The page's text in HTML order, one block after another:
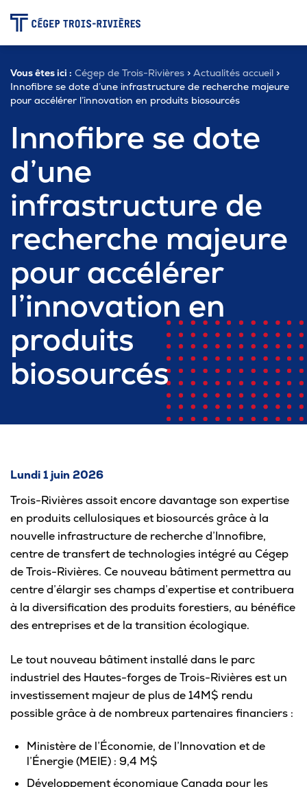
Programmes
Admission
Zone étudiante
Formation continue
Carrière
Pour les entreprises
Services à la population
Stages et emplois pour étudiants
Communications
Liens utiles
Omnivox
Guichet des requêtes
Portail CégepTR
Intranet du personnel
Bottin du personnel
Vous êtes ici : Cégep de Trois-Rivières > Actualités accueil >
Innofibre se dote d’une infrastructure de recherche majeure
pour accélérer l’innovation en produits biosourcés
Innofibre se dote
d’une
infrastructure de
recherche majeure
pour accélérer
l’innovation en
produits
biosourcés
Lundi 1 juin 2026
Trois-Rivières assoit encore davantage son expertise
en produits cellulosiques et biosourcés grâce à la
nouvelle infrastructure de recherche d’Innofibre,
centre de transfert de technologies intégré au Cégep
de Trois-Rivières. Ce nouveau bâtiment permettra au
centre d’élargir ses champs d’expertise et contribuera
à la diversification des produits forestiers, au bénéfice
des entreprises et de la transition écologique.
Le tout nouveau bâtiment installé dans le parc
industriel des Hautes-forges de Trois-Rivières est un
investissement majeur de plus de 14M$ rendu
possible grâce à de nombreux partenaires financiers :
Ministère de l’Économie, de l’Innovation et de
l’Énergie (MEIE) : 9,4 M$
Développement économique Canada pour les